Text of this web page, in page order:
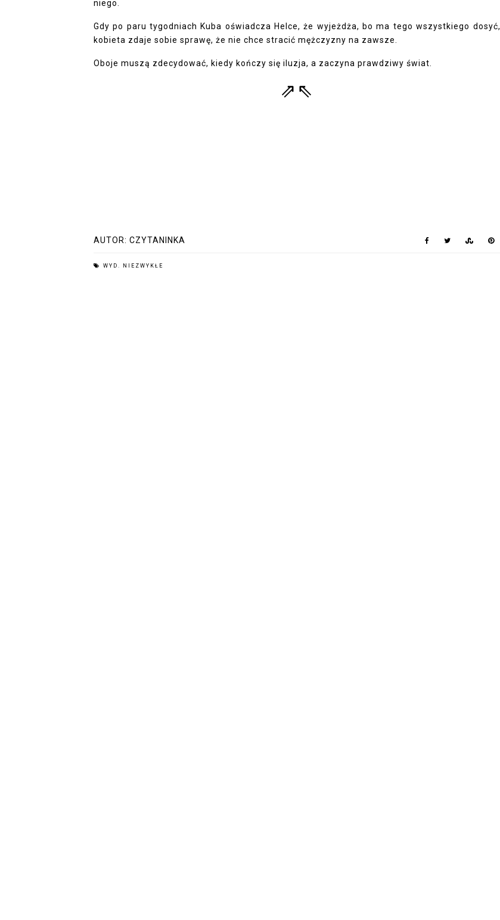
niego.
Gdy po paru tygodniach Kuba oświadcza Helce, że wyjeżdża, bo ma tego wszystkiego dosyć,
kobieta zdaje sobie sprawę, że nie chce stracić mężczyzny na zawsze.
Oboje muszą zdecydować, kiedy kończy się iluzja, a zaczyna prawdziwy świat.
⇗⇖
AUTOR: CZYTANINKA
WYD. NIEZWYKŁE